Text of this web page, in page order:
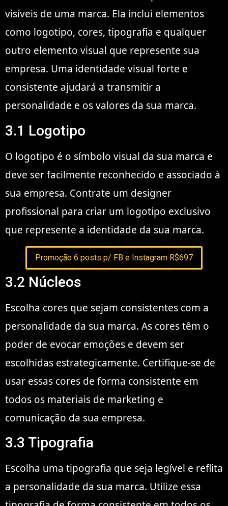
visíveis de uma marca. Ela inclui elementos
como logotipo, cores, tipografia e qualquer
outro elemento visual que represente sua
empresa. Uma identidade visual forte e
consistente ajudará a transmitir a
personalidade e os valores da sua marca.
3.1 Logotipo
O logotipo é o símbolo visual da sua marca e
deve ser facilmente reconhecido e associado à
sua empresa. Contrate um designer
profissional para criar um logotipo exclusivo
que represente a identidade da sua marca.
Promoção 6 posts p/ FB e Instagram R$697
3.2 Núcleos
Escolha cores que sejam consistentes com a
personalidade da sua marca. As cores têm o
poder de evocar emoções e devem ser
escolhidas estrategicamente. Certifique-se de
usar essas cores de forma consistente em
todos os materiais de marketing e
comunicação da sua empresa.
3.3 Tipografia
Escolha uma tipografia que seja legível e reflita
a personalidade da sua marca. Utilize essa